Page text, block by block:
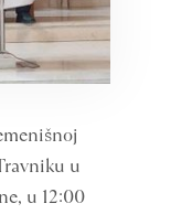
u
u 12:00